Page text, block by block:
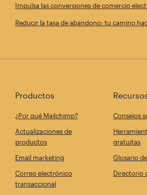
Impulsa las conversiones de comercio
Reducir la tasa de abandono: tu camino
Productos
¿Por qué Mailchimp?
Actualizaciones de
productos
Email marketing
Correo electrónico
transaccional
Consejos
gratuitas
Glosario
Directorio